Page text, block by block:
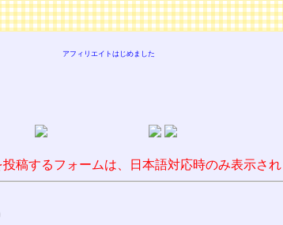
アフィリエイトはじめました
投稿するフォームは、日本語対応時のみ表示さ